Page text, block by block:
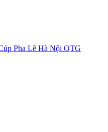
Pha Lê Hà Nội QTG